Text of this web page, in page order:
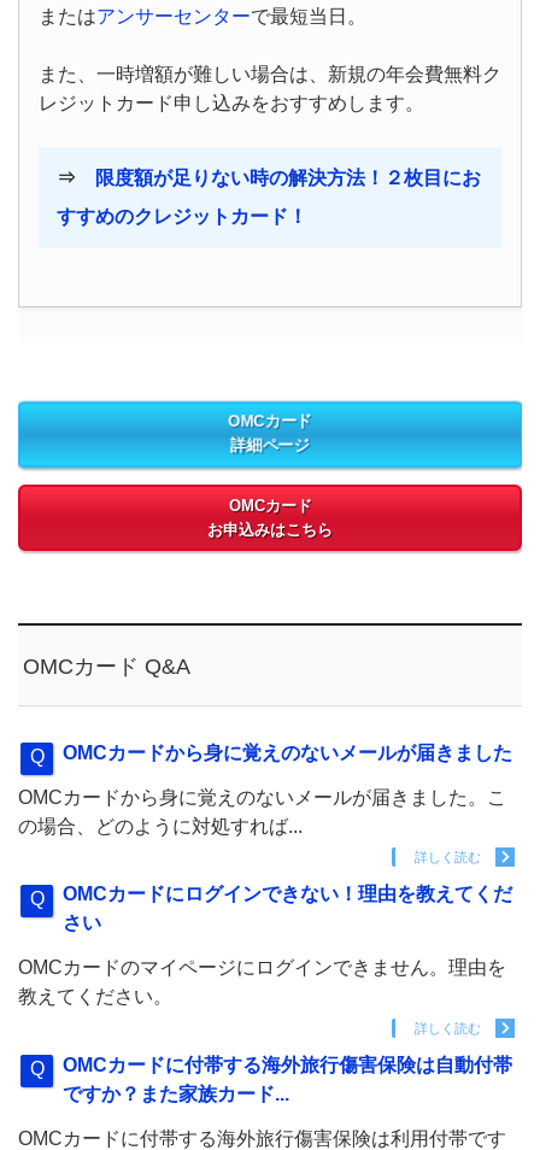
またはアンサーセンターで最短当日。
また、一時増額が難しい場合は、新規の年会費無料ク
レジットカード申し込みをおすすめします。
⇒
限度額が足りない時の解決方法！２枚目にお
すすめのクレジットカード！
OMCカード
詳細ページ
OMCカード
お申込みはこちら
OMCカード Q&A
OMCカードから身に覚えのないメールが届きました
OMCカードから身に覚えのないメールが届きました。こ
の場合、どのように対処すれば...
詳しく読む
OMCカードにログインできない！理由を教えてくだ
さい
OMCカードのマイページにログインできません。理由を
教えてください。
詳しく読む
OMCカードに付帯する海外旅行傷害保険は自動付帯
ですか？また家族カード...
OMCカードに付帯する海外旅行傷害保険は利用付帯です